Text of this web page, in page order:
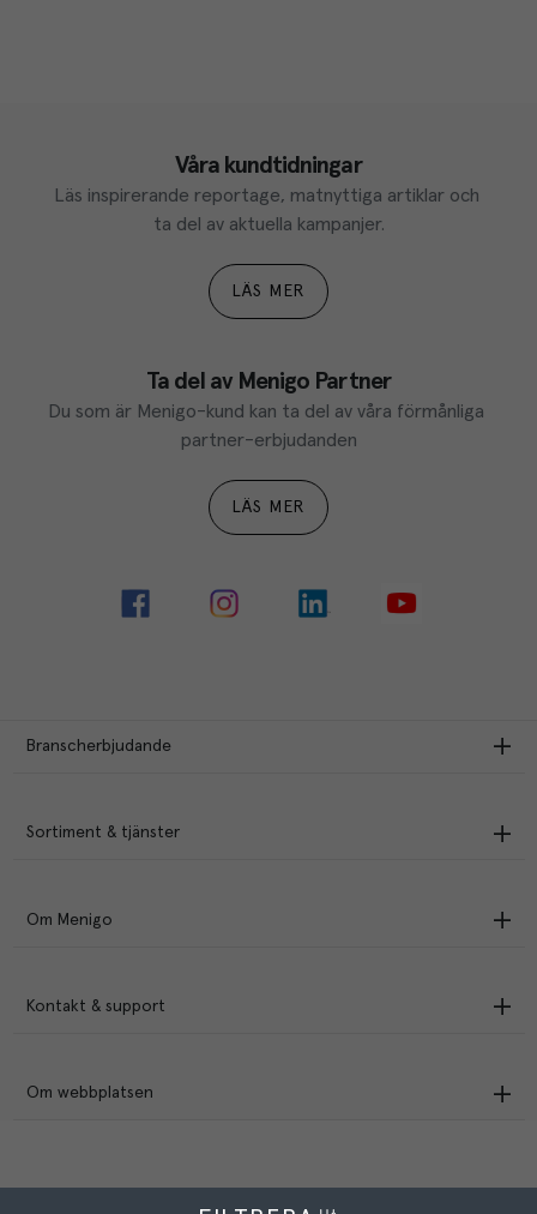
Våra kundtidningar
Läs inspirerande reportage, matnyttiga artiklar och
ta del av aktuella kampanjer.
LÄS MER
Ta del av Menigo Partner
Du som är Menigo-kund kan ta del av våra förmånliga
partner-erbjudanden
LÄS MER
Branscherbjudande
Sortiment & tjänster
Om Menigo
Kontakt & support
Om webbplatsen